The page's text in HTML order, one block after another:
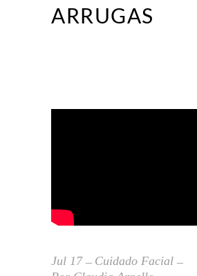
ARRUGAS
Jul 17
Cuidado Facial